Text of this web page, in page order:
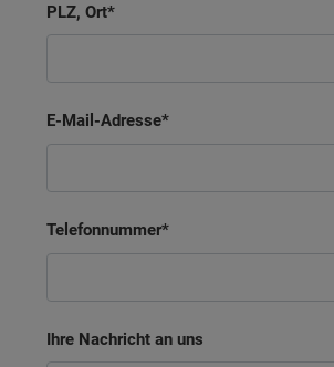
PLZ, Ort
E-Mail-Adresse
Telefonnummer
Ihre Nachricht an uns